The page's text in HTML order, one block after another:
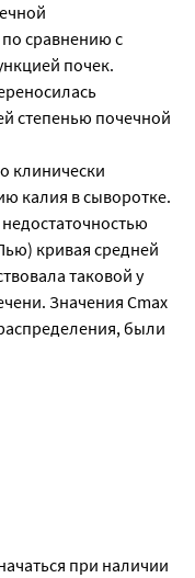
сравнению с
почек.
степенью почечной
клинически
калия в сыворотке.
кривая средней
таковой у
Значения Cmax
были
при наличии